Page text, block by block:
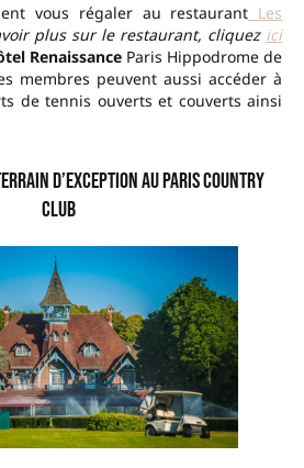
vous régaler au restaurant Les
plus sur le restaurant, cliquez ici
Renaissance Paris Hippodrome de
membres peuvent aussi accéder à
de tennis ouverts et couverts ainsi
d’exception au Paris Country
Club